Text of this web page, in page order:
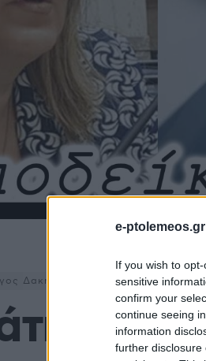
e-
If you wish to
sensitive
confirm your
continue seeing
information
further disclosure
Δακής Ευρωβουλή